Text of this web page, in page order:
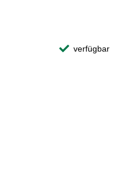
verfügbar